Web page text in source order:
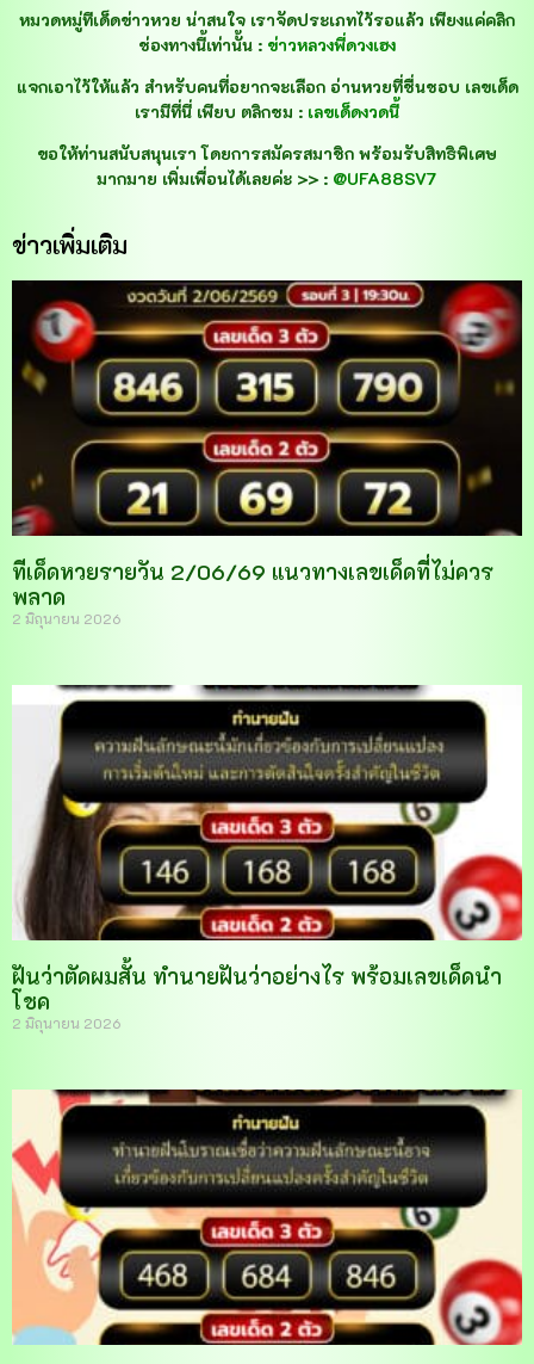
หมวดหมู่ทีเด็ดข่าวหวย น่าสนใจ เราจัดประเภทไว้รอแล้ว เพียงแค่คลิก
ช่องทางนี้เท่านั้น : ข่าวหลวงพี่ดวงเฮง
แจกเอาไว้ให้แล้ว สำหรับคนที่อยากจะเลือก อ่านหวยที่ชื่นชอบ เลขเด็ด
เรามีที่นี่ เพียบ ตลิกชม : เลขเด็ดงวดนี้
ขอให้ท่านสนับสนุนเรา โดยการสมัครสมาชิก พร้อมรับสิทธิพิเศษ
มากมาย เพิ่มเพื่อนได้เลยค่ะ >> : @UFA88SV7
ข่าวเพิ่มเติม
ทีเด็ดหวยรายวัน 2/06/69 แนวทางเลขเด็ดที่ไม่ควร
พลาด
2 มิถุนายน 2026
ฝันว่าตัดผมสั้น ทำนายฝันว่าอย่างไร พร้อมเลขเด็ดนำ
โชค
2 มิถุนายน 2026